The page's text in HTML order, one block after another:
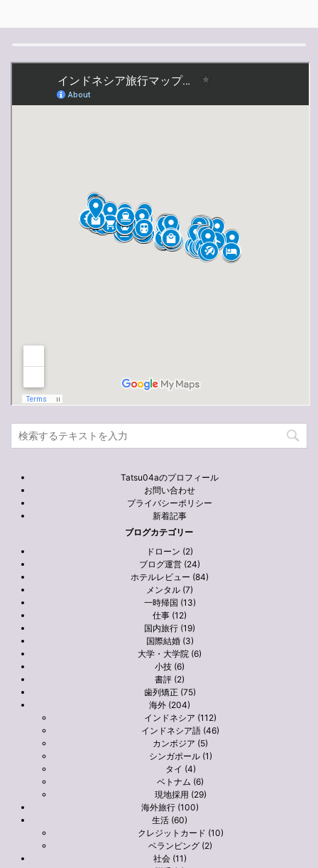
Tatsu04aのプロフィール
お問い合わせ
プライバシーポリシー
新着記事
ブログカテゴリー
ドローン (2)
ブログ運営 (24)
ホテルレビュー (84)
メンタル (7)
一時帰国 (13)
仕事 (12)
国内旅行 (19)
国際結婚 (3)
大学・大学院 (6)
小技 (6)
書評 (2)
歯列矯正 (75)
海外 (204)
インドネシア (112)
インドネシア語 (46)
カンボジア (5)
シンガポール (1)
タイ (4)
ベトナム (6)
現地採用 (29)
海外旅行 (100)
生活 (60)
クレジットカード (10)
ベランピング (2)
社会 (11)